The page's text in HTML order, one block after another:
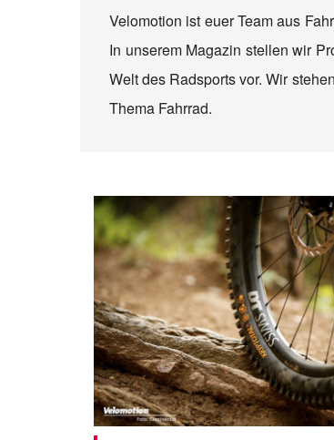
Velomotion ist euer Team aus
In unserem Magazin stellen wir
Welt des Radsports vor. Wir
Thema Fahrrad.